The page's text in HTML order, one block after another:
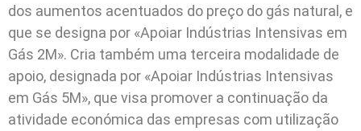
dos aumentos acentuados do preço do gás natural, e
que se designa por «Apoiar Indústrias Intensivas em
Gás 2M». Cria também uma terceira modalidade de
apoio, designada por «Apoiar Indústrias Intensivas
em Gás 5M», que visa promover a continuação da
atividade económica das empresas com utilização